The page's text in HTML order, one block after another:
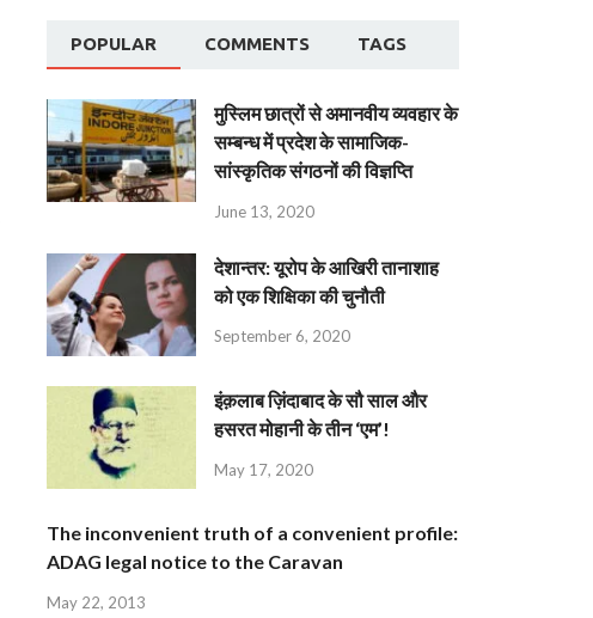
POPULAR COMMENTS TAGS
मुस्लिम छात्रों से अमानवीय व्यवहार के
सम्बन्ध में प्रदेश के सामाजिक-
सांस्कृतिक संगठनों की विज्ञप्ति
June 13, 2020
देशान्‍तर: यूरोप के आखिरी तानाशाह
को एक शिक्षिका की चुनौती
September 6, 2020
इंक़लाब ज़िंदाबाद के सौ साल और
हसरत मोहानी के तीन ‘एम’!
May 17, 2020
The inconvenient truth of a convenient profile:
ADAG legal notice to the Caravan
May 22, 2013